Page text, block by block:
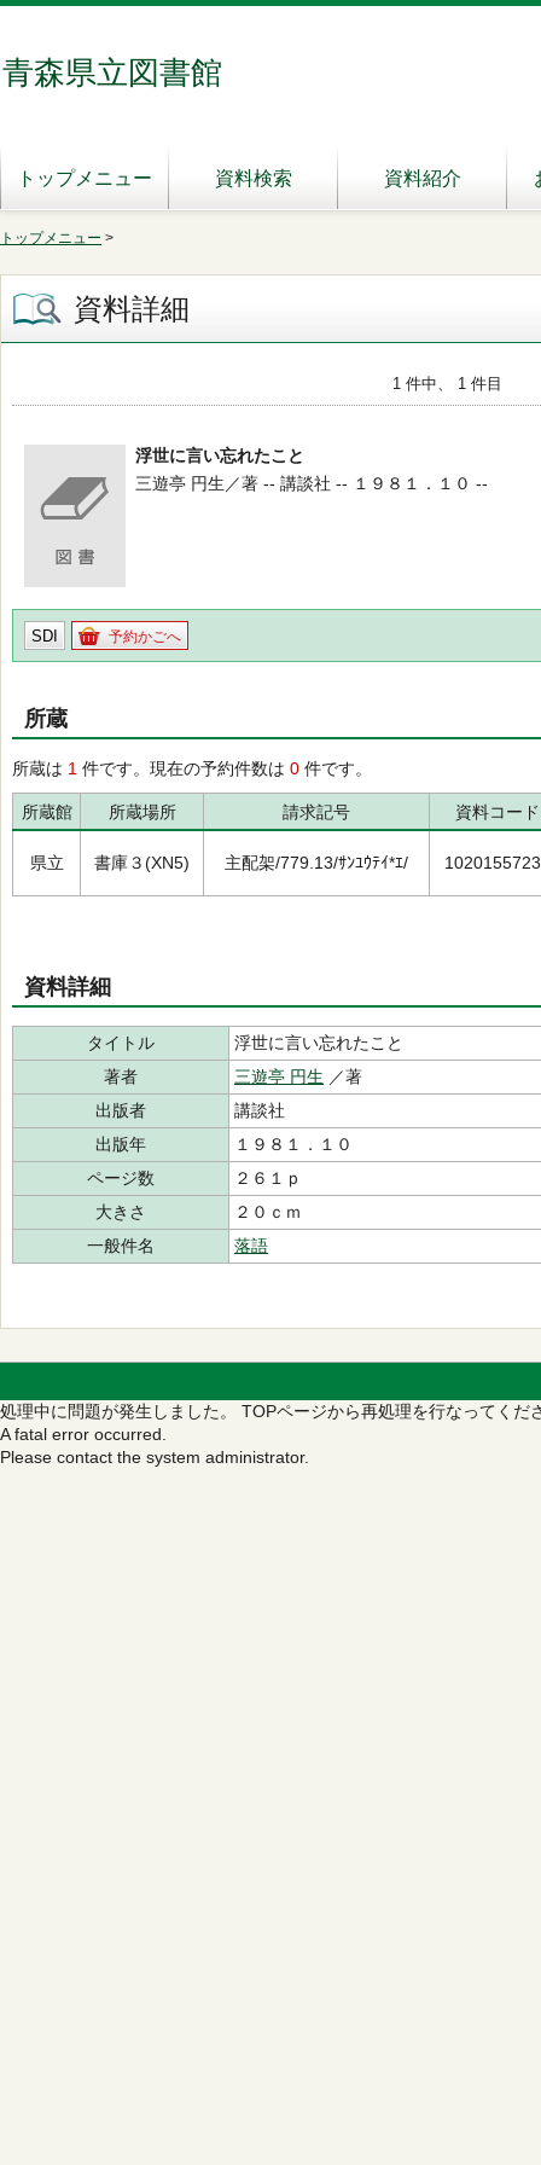
青森県立図書館
トップメニュー 資料検索 資料紹介
トップメニュー >
資料詳細
1 件中、 1 件目
浮世に言い忘れたこと
三遊亭 円生／著 -- 講談社 -- １９８１．１０ --
SDI 予約かごへ
所蔵
所蔵は 1 件です。現在の予約件数は 0 件です。
所蔵館 所蔵場所 請求記号 資料コード
県立 書庫３(XN5) 主配架/779.13/ｻﾝﾕｳﾃｲ*ｴ/
資料詳細
タイトル
浮世に言い忘れたこと
著者
三遊亭 円生 ／著
出版者
講談社
出版年
１９８１．１０
ページ数
２６１ｐ
大きさ
２０ｃｍ
一般件名
落語
処理中に問題が発生しました。 TOPページから再処理を行なってくだ
A fatal error occurred.
Please contact the system administrator.